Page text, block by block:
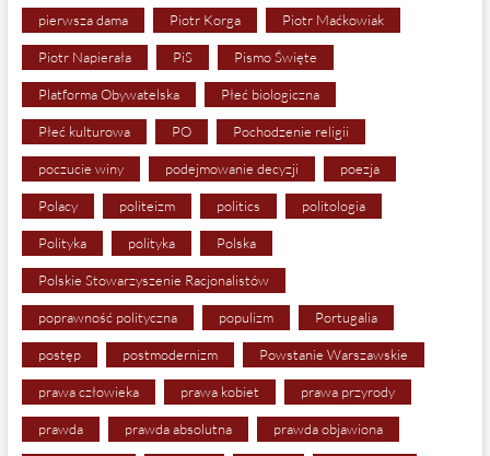
pierwsza dama Piotr Korga Piotr Maćkowiak
Piotr Napierała PiS Pismo Święte
Platforma Obywatelska Płeć biologiczna
Płeć kulturowa PO Pochodzenie religii
poczucie winy podejmowanie decyzji poezja
Polacy politeizm politics politologia
Polityka polityka Polska
Polskie Stowarzyszenie Racjonalistów
poprawność polityczna populizm Portugalia
postęp postmodernizm Powstanie Warszawskie
prawa człowieka prawa kobiet prawa przyrody
prawda prawda absolutna prawda objawiona